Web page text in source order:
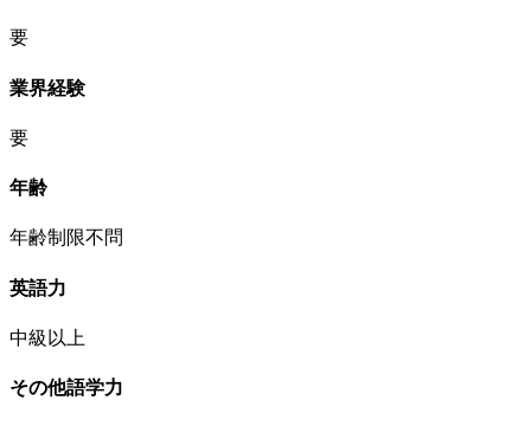
要
業界経験
要
年齢
年齢制限不問
英語力
中級以上
その他語学力